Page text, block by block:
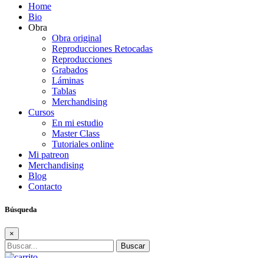
Home
Bio
Obra
Obra original
Reproducciones Retocadas
Reproducciones
Grabados
Láminas
Tablas
Merchandising
Cursos
En mi estudio
Master Class
Tutoriales online
Mi patreon
Merchandising
Blog
Contacto
Búsqueda
×